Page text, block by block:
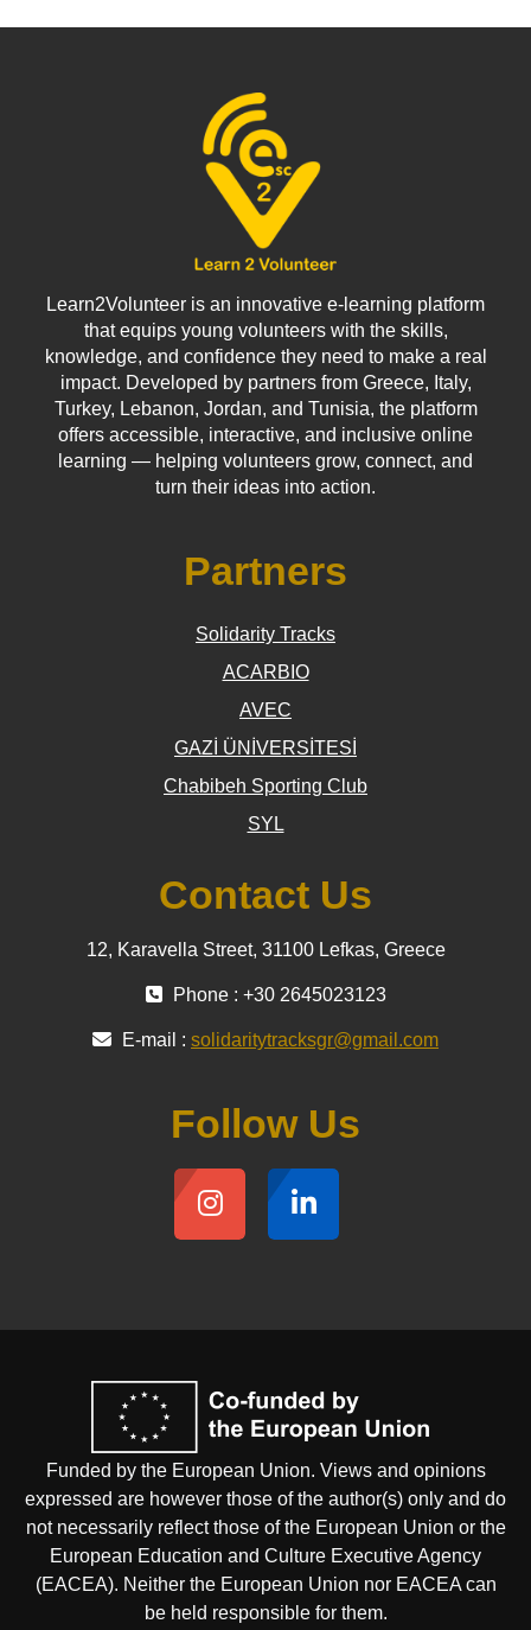
Learn2Volunteer is an innovative e-learning platform
that equips young volunteers with the skills,
knowledge, and confidence they need to make a real
impact. Developed by partners from Greece, Italy,
Turkey, Lebanon, Jordan, and Tunisia, the platform
offers accessible, interactive, and inclusive online
learning — helping volunteers grow, connect, and
turn their ideas into action.
Partners
Solidarity Tracks
ACARBIO
AVEC
GAZİ ÜNİVERSİTESİ
Chabibeh Sporting Club
SYL
Contact Us
12, Karavella Street, 31100 Lefkas, Greece
Phone : +30 2645023123
E-mail : solidaritytracksgr@gmail.com
Follow Us
Funded by the European Union. Views and opinions
expressed are however those of the author(s) only and do
not necessarily reflect those of the European Union or the
European Education and Culture Executive Agency
(EACEA). Neither the European Union nor EACEA can
be held responsible for them.